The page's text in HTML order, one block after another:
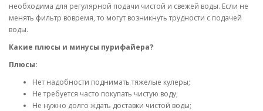
необходима для регулярной подачи чистой и свежей воды. Если не
менять фильтр вовремя, то могут возникнуть трудности с подачей
воды.
Какие плюсы и минусы пурифайера?
Плюсы:
Нет надобности поднимать тяжелые кулеры;
Не требуется часто покупать чистую воду;
Не нужно долго ждать доставки чистой воды;